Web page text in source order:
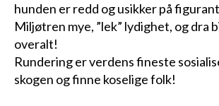
hunden er redd og usikker på
Miljøtren mye, ”lek” lydighet, og dra
overalt!
Rundering er verdens fineste
skogen og finne koselige folk!